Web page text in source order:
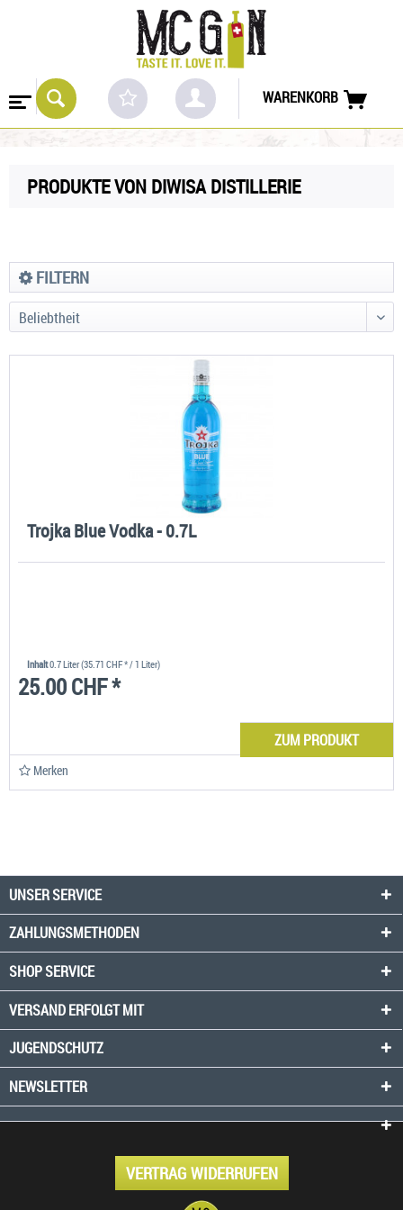
WARENKORB
PRODUKTE VON DIWISA DISTILLERIE
FILTERN
Trojka Blue Vodka - 0.7L
Inhalt0.7 Liter(35.71 CHF * / 1 Liter)
25.00 CHF *
ZUM PRODUKT
Merken
UNSER SERVICE
ZAHLUNGSMETHODEN
SHOP SERVICE
VERSAND ERFOLGT MIT
JUGENDSCHUTZ
NEWSLETTER
VERTRAG WIDERRUFEN